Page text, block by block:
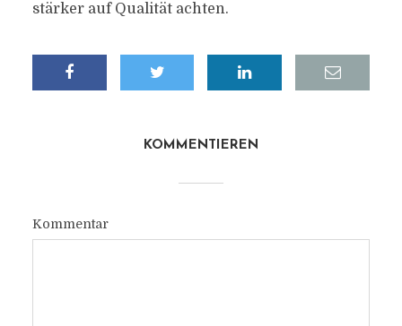
stärker auf Qualität achten.
KOMMENTIEREN
Kommentar